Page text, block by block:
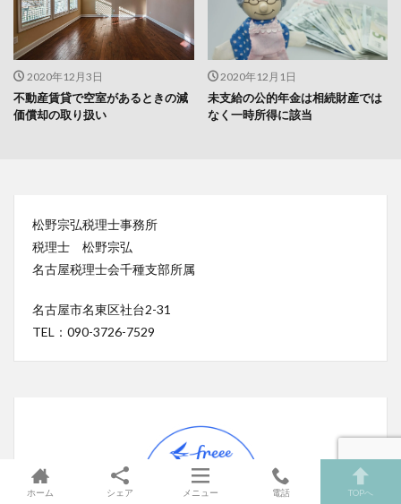
2020年12月3日
不動産賃貸で空室があるときの減
価償却の取り扱い
2020年12月1日
未支給の公的年金は相続財産では
なく一時所得に該当
松野宗弘税理士事務所
税理士 松野宗弘
名古屋税理士会千種支部所属
名古屋市名東区社台2-31
TEL：090-3726-7529
ホーム シェア メニュー 電話 TOPへ